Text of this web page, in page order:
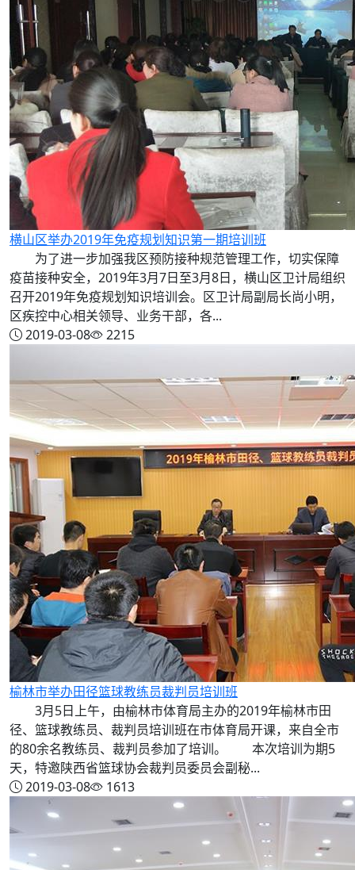
横山区举办2019年免疫规划知识第一期培训班
为了进一步加强我区预防接种规范管理工作，切实保障
疫苗接种安全，2019年3月7日至3月8日，横山区卫计局组织
召开2019年免疫规划知识培训会。区卫计局副局长尚小明，
区疾控中心相关领导、业务干部，各...
2019-03-08
2215
榆林市举办田径篮球教练员裁判员培训班
3月5日上午，由榆林市体育局主办的2019年榆林市田
径、篮球教练员、裁判员培训班在市体育局开课，来自全市
的80余名教练员、裁判员参加了培训。 本次培训为期5
天，特邀陕西省篮球协会裁判员委员会副秘...
2019-03-08
1613